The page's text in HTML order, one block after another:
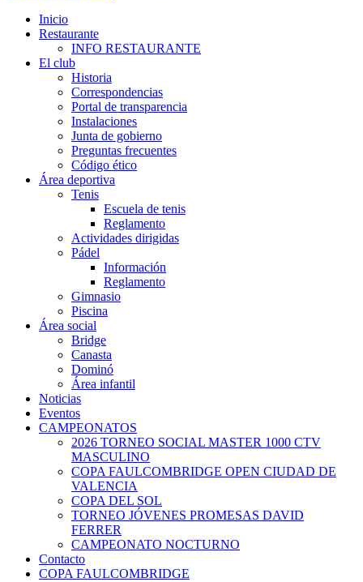
Inicio
Restaurante
INFO RESTAURANTE
El club
Historia
Correspondencias
Portal de transparencia
Instalaciones
Junta de gobierno
Preguntas frecuentes
Código ético
Área deportiva
Tenis
Escuela de tenis
Reglamento
Actividades dirigidas
Pádel
Información
Reglamento
Gimnasio
Piscina
Área social
Bridge
Canasta
Dominó
Área infantil
Noticias
Eventos
CAMPEONATOS
2026 TORNEO SOCIAL MASTER 1000 CTV
MASCULINO
COPA FAULCOMBRIDGE OPEN CIUDAD DE
VALENCIA
COPA DEL SOL
TORNEO JÓVENES PROMESAS DAVID
FERRER
CAMPEONATO NOCTURNO
Contacto
COPA FAULCOMBRIDGE